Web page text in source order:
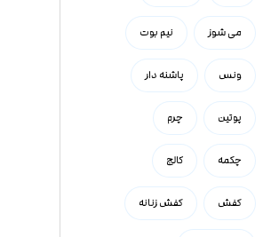
می شوز نیم بوت
ونس پاشنه دار
پوتین چرم
چکمه کالج
کفش کفش زنانه